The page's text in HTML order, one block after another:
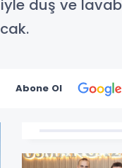
duş ve
Abone Ol